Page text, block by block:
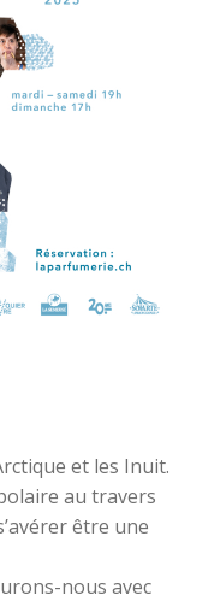
et les Inuit.
au travers
être une
nous avec